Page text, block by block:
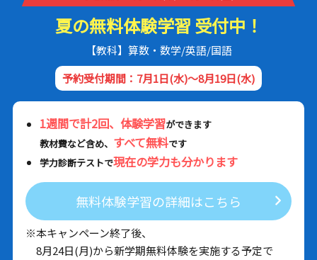
夏の無料体験学習 受付中！
【教科】算数・数学/英語/国語
予約受付期間：7月1日(水)～8月19日(水)
1週間で計2回、体験学習ができます
教材費など含め、 すべて無料です
学力診断テストで現在の学力も分かります
無料体験学習の詳細はこちら
※本キャンペーン終了後、
8月24日(月)から新学期無料体験を実施する予定で